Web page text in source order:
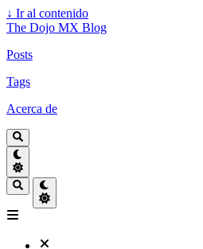
↓ Ir al contenido
The Dojo MX Blog
Posts
Tags
Acerca de